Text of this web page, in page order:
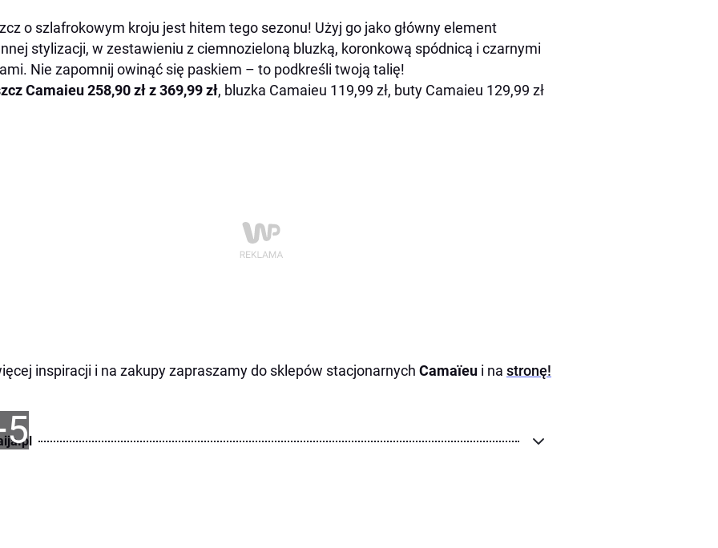
o szlafrokowym kroju jest hitem tego sezonu! Użyj go jako główny element
stylizacji, w zestawieniu z ciemnozieloną bluzką, koronkową spódnicą i czarnymi
Nie zapomnij owinąć się paskiem – to podkreśli twoją talię!
Camaieu258,90 zł z 369,99 zł, bluzka Camaieu 119,99 zł, buty Camaieu 129,99 zł
inspiracji i na zakupy zapraszamy do sklepów stacjonarnych Camaïeu i na stronę!